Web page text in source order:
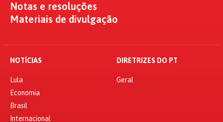
Notas e resoluções
Materiais de divulgação
NOTÍCIAS
Lula
Economia
Brasil
Internacional
DIRETRIZES DO PT
Geral